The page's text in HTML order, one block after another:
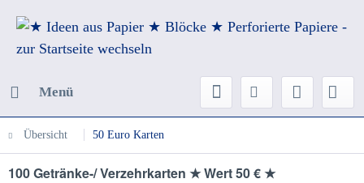
Menü
Übersicht 50 Euro Karten
100 Getränke-/ Verzehrkarten ★ Wert 50 € ★